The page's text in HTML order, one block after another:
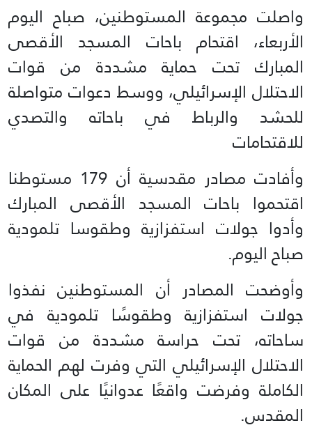
واصلت مجموعة المستوطنين، صباح اليوم
الأربعاء، اقتحام باحات المسجد الأقصى
المبارك تحت حماية مشددة من قوات
الاحتلال الإسرائيلي، ووسط دعوات متواصلة
للحشد والرباط في باحاته والتصدي
للاقتحامات
وأفادت مصادر مقدسية أن 179 مستوطنا
اقتحموا باحات المسجد الأقصى المبارك
وأدوا جولات استفزازية وطقوسا تلمودية
صباح اليوم.
وأوضحت المصادر أن المستوطنين نفذوا
جولات استفزازية وطقوسًا تلمودية في
ساحاته، تحت حراسة مشددة من قوات
الاحتلال الإسرائيلي التي وفرت لهم الحماية
الكاملة وفرضت واقعًا عدوانيًا على المكان
المقدس.